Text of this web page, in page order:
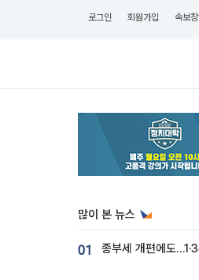
로그인 회원가입 속보창
많이 본 뉴스
01